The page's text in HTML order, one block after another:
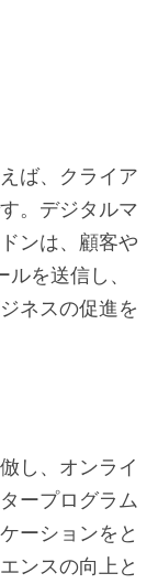
ば、クライア
。デジタルマ
ンは、顧客や
を送信し、
ネスの促進を
し、オンライ
ープログラム
ーションをと
ンスの向上と